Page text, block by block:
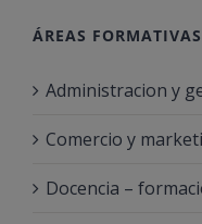
ÁREAS FORMATIVAS
Administracion y
Comercio y
Docencia –